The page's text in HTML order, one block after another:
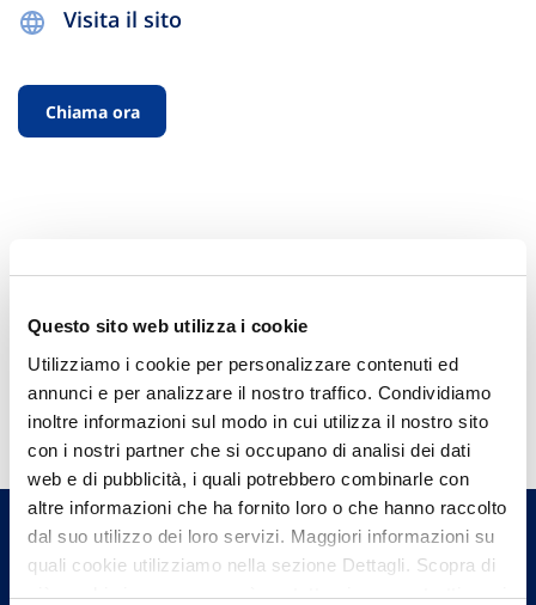
Questo sito web utilizza i cookie
Utilizziamo i cookie per personalizzare contenuti ed
annunci e per analizzare il nostro traffico. Condividiamo
inoltre informazioni sul modo in cui utilizza il nostro sito
con i nostri partner che si occupano di analisi dei dati
web e di pubblicità, i quali potrebbero combinarle con
altre informazioni che ha fornito loro o che hanno raccolto
dal suo utilizzo dei loro servizi. Maggiori informazioni su
quali cookie utilizziamo nella sezione Dettagli. Scopra di
più su chi siamo, come può contattarci e come trattiamo i
Visita il sito
Chiama ora
Hai bisogno di
informazioni?
Trova l'Agenzia più vicina a te e parla con
un nostro Agente.
Contattaci